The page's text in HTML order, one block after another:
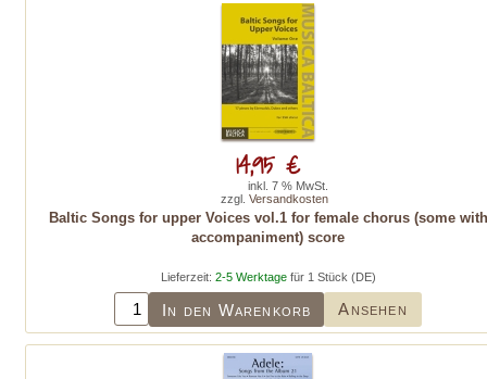
Baltic Songs for upper Voices vol.1 for female chorus (some with
accompaniment) score
Lieferzeit: 2-5 Werktagefür 1 Stück (DE)
In den Warenkorb Ansehen
14,95 €
inkl. 7 % MwSt.
zzgl. Versandkosten